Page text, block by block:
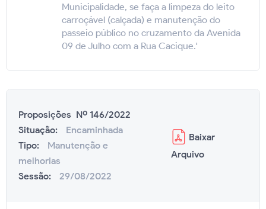
Municipalidade, se faça a limpeza do leito
carroçável (calçada) e manutenção do
passeio público no cruzamento da Avenida
09 de Julho com a Rua Cacique.'
Proposições Nº 146/2022
Situação:
Encaminhada
Tipo:
Manutenção e
melhorias
Sessão:
29/08/2022
Baixar
Arquivo